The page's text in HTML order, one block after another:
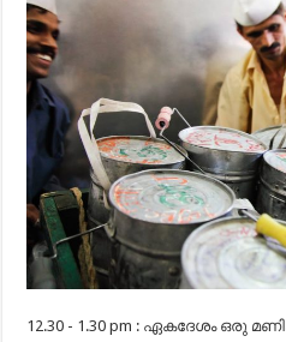
12.30 -‍ 1.30 pm : ഏകദേശം ഒരു